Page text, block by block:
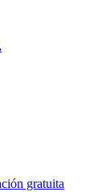
gratuita